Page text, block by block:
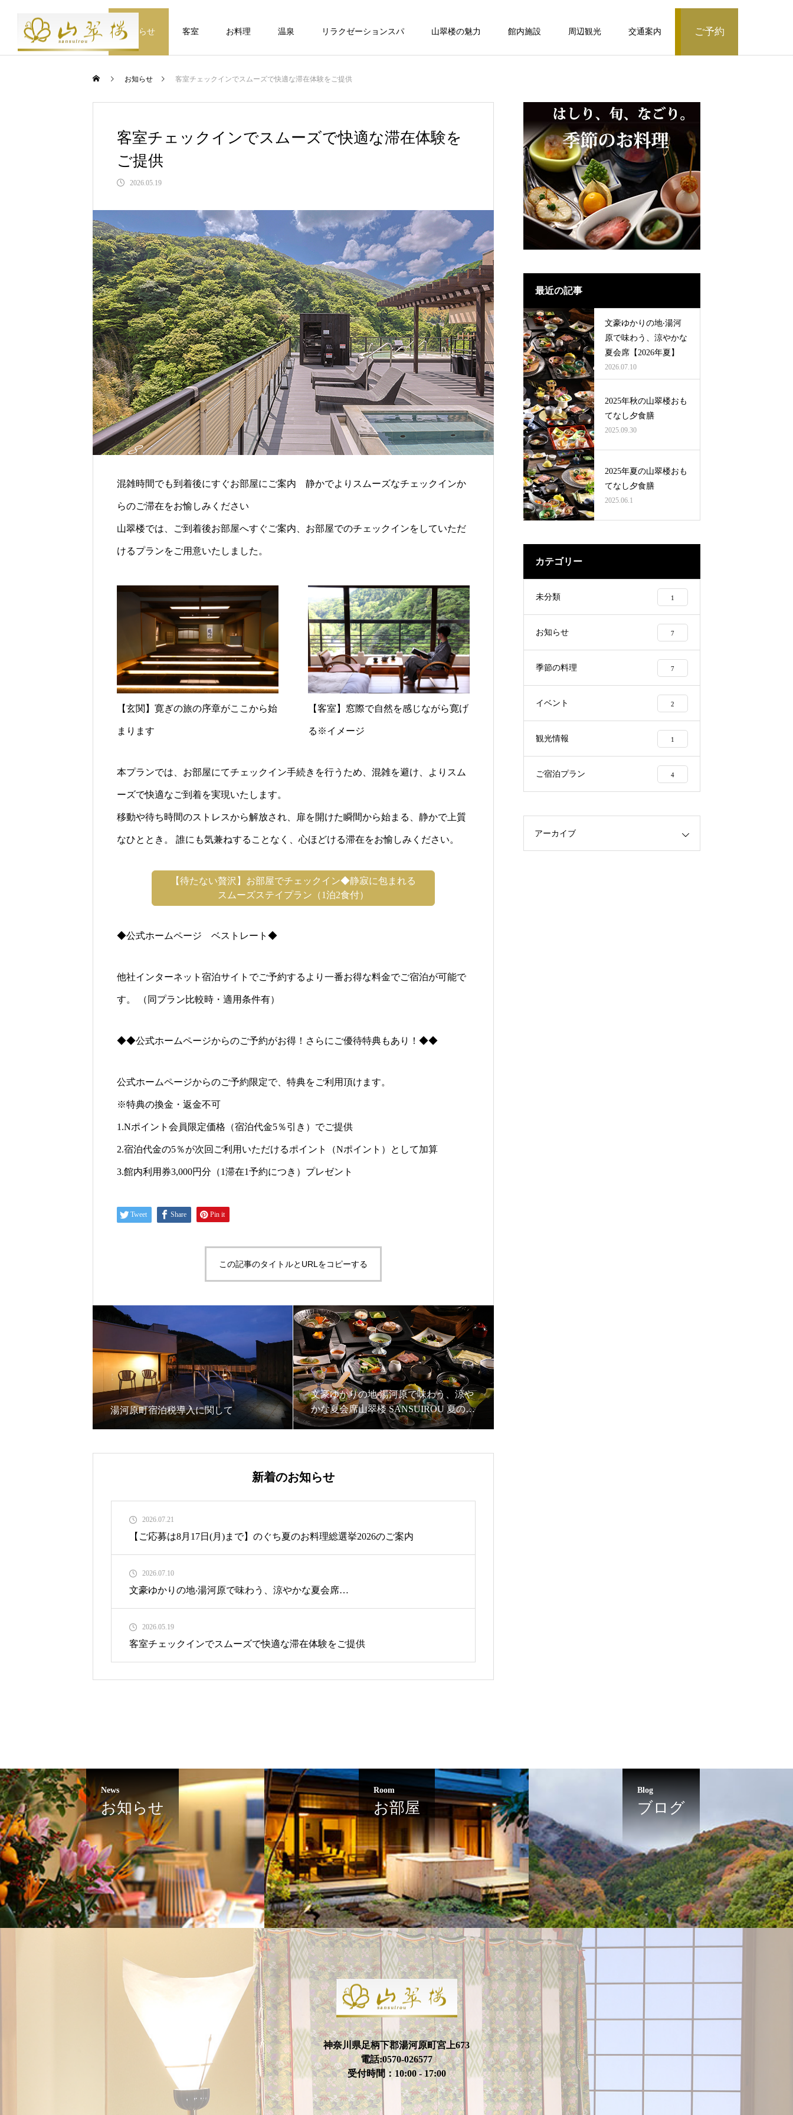
お知らせ 客室 お料理 温泉 リラクゼーションスパ 山翠楼の魅力 館内施設 周辺観光 交通案内 ご予約
特別和洋室/内風呂付/130平米【桃山第】 和洋室/内風呂付/53～68平米【桃山第】
モダン和洋室/内風呂付/77平米【常盤
モダン和洋室/シャワーブース付/51～60
平米【常盤第】
ベッド付客室
和洋室/内風呂付/70～108平米【源氏別
館】
露天風呂付客室
食
DISH
山翠楼のお料理は、地のもの旬のもの
を用い、 一品ずつ食材の持ち味を活か
した会席料理が自慢です。 会席料理に
湯葉をあしらったお料理はここならで
は。
温泉
ONSEN
湯河原温泉は弱アルカリ性の柔らかい
泉質。 肌に潤いを与え、何度でもお入
りいただけます。 古来より薬湯として
多くの人がこの地を訪れました。
お知らせ 客室チェックインでスムーズで快適な滞在体験をご提供
客室チェックインでスムーズで快適な滞在体験を
ご提供
2026.05.19
混雑時間でも到着後にすぐお部屋にご案内 静かでよりスムーズなチェックインか
らのご滞在をお愉しみください
山翠楼では、ご到着後お部屋へすぐご案内、お部屋でのチェックインをしていただ
けるプランをご用意いたしました。
【玄関】寛ぎの旅の序章がここから始
まります
【客室】窓際で自然を感じながら寛げ
る※イメージ
本プランでは、お部屋にてチェックイン手続きを行うため、混雑を避け、よりスム
ーズで快適なご到着を実現いたします。
移動や待ち時間のストレスから解放され、扉を開けた瞬間から始まる、静かで上質
なひととき。 誰にも気兼ねすることなく、心ほどける滞在をお愉しみください。
【待たない贅沢】お部屋でチェックイン◆静寂に包まれる
スムーズステイプラン（1泊2食付）
◆公式ホームページ ベストレート◆
他社インターネット宿泊サイトでご予約するより一番お得な料金でご宿泊が可能で
す。 （同プラン比較時・適用条件有）
◆◆公式ホームページからのご予約がお得！さらにご優待特典もあり！◆◆
公式ホームページからのご予約限定で、特典をご利用頂けます。
※特典の換金・返金不可
1.Nポイント会員限定価格（宿泊代金5％引き）でご提供
2.宿泊代金の5％が次回ご利用いただけるポイント（Nポイント）として加算
3.館内利用券3,000円分（1滞在1予約につき）プレゼント
Tweet Share Pin it
この記事のタイトルとURLをコピーする
湯河原町宿泊税導入に関して
⽂豪ゆかりの地‧湯河原で味わう、涼や
かな夏会席⼭翠楼 SANSUIROU 夏のお
献⽴が始まりました【2026年夏】
新着のお知らせ
2026.07.21
【ご応募は8月17日(月)まで】のぐち夏のお料理総選挙2026のご案内
2026.07.10
⽂豪ゆかりの地‧湯河原で味わう、涼やかな夏会席
2026.05.19
客室チェックインでスムーズで快適な滞在体験をご提供
最近の記事
⽂豪ゆかりの地‧湯河
原で味わう、涼やかな
夏会席【2026年夏】
2026.07.10
2025年秋の山翠楼おも
てなし夕食膳
2025.09.30
2025年夏の山翠楼おも
てなし夕食膳
2025.06.1
カテゴリー
未分類 1
お知らせ 7
季節の料理 7
イベント 2
観光情報 1
ご宿泊プラン 4
アーカイブ
News
お知らせ
Room
お部屋
Blog
ブログ
神奈川県足柄下郡湯河原町宮上673
電話:0570-026577
受付時間：10:00 - 17:00